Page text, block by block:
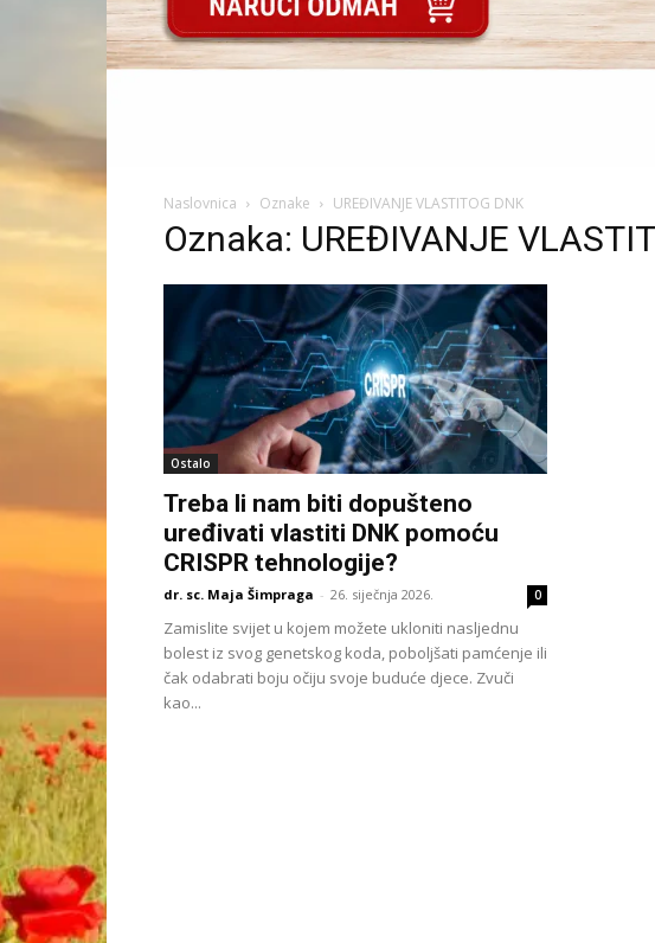
Naslovnica Oznake UREĐIVANJE VLASTITOG DNK
Oznaka: UREĐIVANJE
Ostalo
Treba li nam biti dopušteno
uređivati vlastiti DNK pomoću
CRISPR tehnologije?
dr. sc. Maja Šimpraga - 26. siječnja 2026. 0
Zamislite svijet u kojem možete ukloniti nasljednu
bolest iz svog genetskog koda, poboljšati pamćenje ili
čak odabrati boju očiju svoje buduće djece. Zvuči
kao...